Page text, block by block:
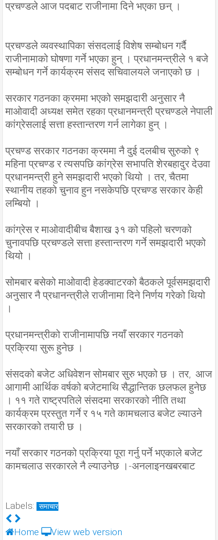
प्रचण्डले आज पदबाट राजीनामा दिने भएका छन् ।
प्रचण्डले व्यवस्थापिका संसदलाई विशेष सम्बोधन गर्दै
राजीनामाको घोषणा गर्ने भएका हुन् । प्रधानमन्त्रीले १ बजे
सम्बोधन गर्ने कार्यक्रम संसद सचिवालयले जनाएको छ ।
सरकार गठनका क्रममा भएको समझदारी अनुसार नै
माओवादी अध्यक्ष समेत रहका प्रधानमन्त्री प्रचण्डले नेपाली
कांग्रेसलाई सत्ता हस्तान्तरण गर्न लागेका हुन् ।
प्रचण्ड सरकार गठनका क्रममा नै दुई दलबीच सुरुको ९
महिना प्रचण्ड र त्यसपछि कांग्रेस सभापति शेरबहादुर देउवा
प्रधानमन्त्री हुने समझदारी भएको थियो । तर, चैतमा
स्थानीय तहको चुनाव हुन नसकेपछि प्रचण्ड सरकार केही
लम्बियो ।
कांग्रेस र माओवादीबीच बैशाख ३१ को पहिलो चरणको
चुनावपछि प्रचण्डले सत्ता हस्तान्तरण गर्ने समझदारी भएको
थियो ।
सोमबार बसेको माओवादी हेडक्वाटरको बैठकले पूर्वसमझदारी
अनुसार नै प्रधानन्त्रीले राजीनामा दिने निर्णय गरेको थियो
।
प्रधानमन्त्रीको राजीनामापछि नयाँ सरकार गठनको
प्रक्रिया सुरू हुनेछ ।
संसदको बजेट अधिवेशन सोमबार सुरु भएको छ । तर, आज
आगामी आर्थिक वर्षको बजेटमाथि सैद्धान्तिक छलफल हुनेछ
। ११ गते राष्ट्रपतिले संसदमा सरकारको नीति तथा
कार्यक्रम प्रस्तुत गर्ने र १५ गते कामचलाउ बजेट ल्याउने
सरकारको तयारी छ ।
नयाँ सरकार गठनको प्रक्रिया पूरा गर्नु पर्ने भएकाले बजेट
कामचलाउ सरकारले नै ल्याउनेछ ।-अनलाइनखबरबाट
Labels: समाचार
Home View web version